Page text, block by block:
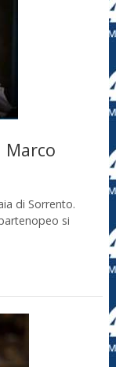
Marco
di Sorrento.
si